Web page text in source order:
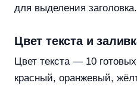
для выделения заголовка.
Цвет текста и
Цвет текста — 10
красный, оранжевый,